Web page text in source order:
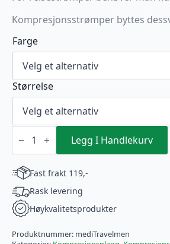
Kompresjonsstrømper byttes
Farge
Størrelse
medi
Travel
Kne
CCL1
Lukket
tå
antall
Legg I Handlekurv
Fast frakt 119,-
Rask levering
Høykvalitetsprodukter
Produktnummer: mediTravelmen